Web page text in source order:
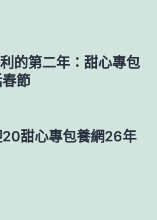
的第二年：甜心專包
節
甜心專包養網26年